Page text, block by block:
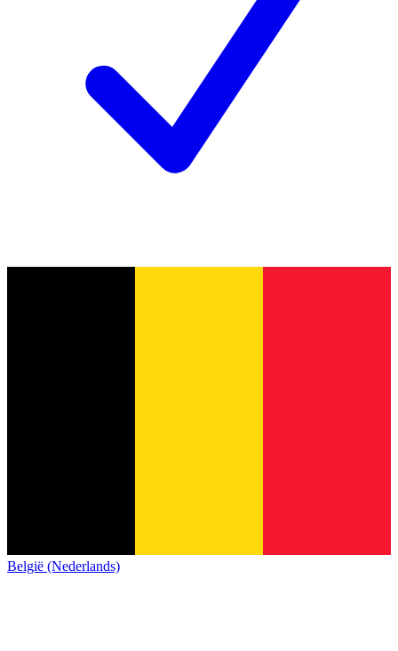
België (Nederlands)